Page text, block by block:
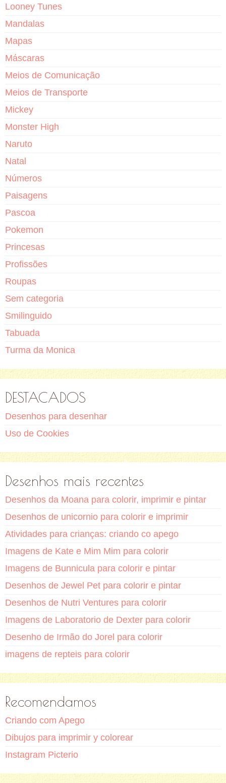
Looney Tunes
Mandalas
Mapas
Máscaras
Meios de Comunicação
Meios de Transporte
Mickey
Monster High
Naruto
Natal
Números
Paisagens
Pascoa
Pokemon
Princesas
Profissões
Roupas
Sem categoria
Smilinguido
Tabuada
Turma da Monica
DESTACADOS
Desenhos para desenhar
Uso de Cookies
Desenhos mais recentes
Desenhos da Moana para colorir, imprimir e pintar
Desenhos de unicornio para colorir e imprimir
Atividades para crianças: criando co apego
Imagens de Kate e Mim Mim para colorir
Imagens de Bunnicula para colorir e pintar
Desenhos de Jewel Pet para colorir e pintar
Desenhos de Nutri Ventures para colorir
Imagens de Laboratorio de Dexter para colorir
Desenho de Irmão do Jorel para colorir
imagens de repteis para colorir
Recomendamos
Criando com Apego
Dibujos para imprimir y colorear
Instagram Picterio